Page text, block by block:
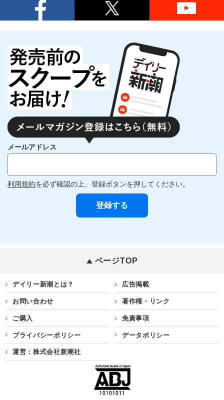
メールアドレス
利用規約を必ず確認の上、登録ボタンを押してください。
ページTOP
デイリー新潮とは？ 広告掲載
お問い合わせ 著作権・リンク
ご購入 免責事項
プライバシーポリシー データポリシー
運営：株式会社新潮社